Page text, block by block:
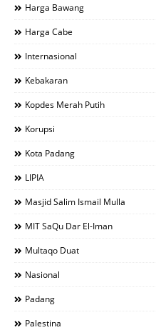
Harga Bawang
Harga Cabe
Internasional
Kebakaran
Kopdes Merah Putih
Korupsi
Kota Padang
LIPIA
Masjid Salim Ismail Mulla
MIT SaQu Dar El-Iman
Multaqo Duat
Nasional
Padang
Palestina